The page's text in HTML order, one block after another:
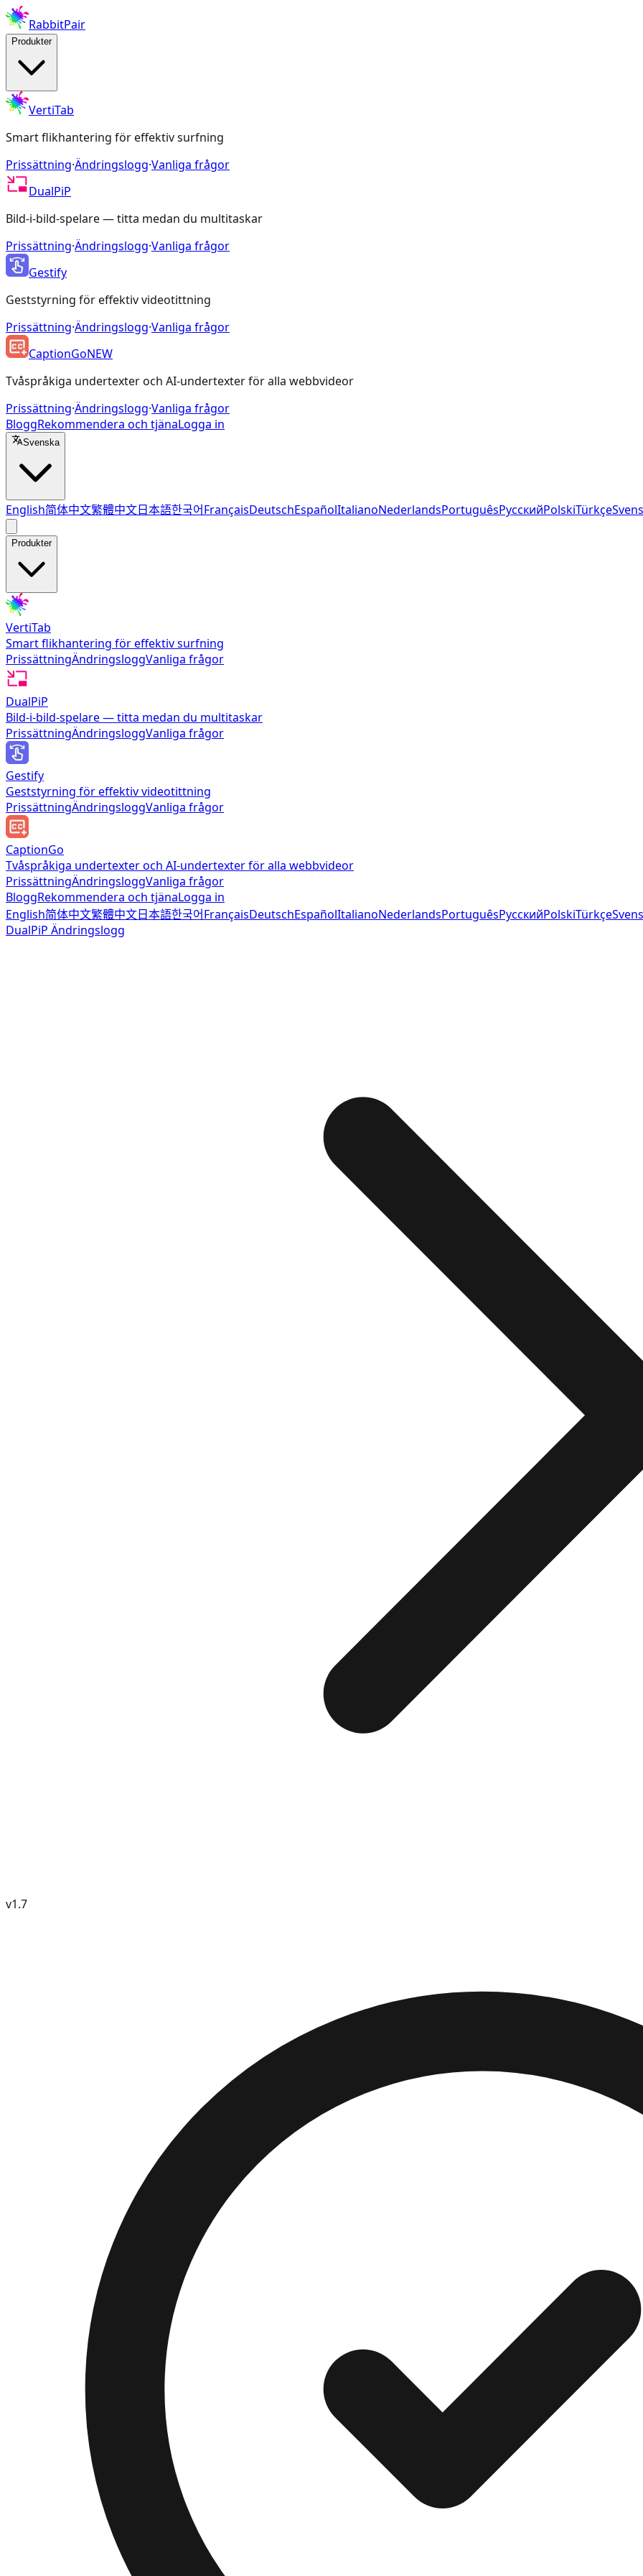
RabbitPair
Produkter
VertiTab
Smart flikhantering för effektiv surfning
Prissättning·Ändringslogg·Vanliga frågor
DualPiP
Bild-i-bild-spelare — titta medan du multitaskar
Prissättning·Ändringslogg·Vanliga frågor
Gestify
Geststyrning för effektiv videotittning
Prissättning·Ändringslogg·Vanliga frågor
CaptionGoNEW
Tvåspråkiga undertexter och AI-undertexter för alla webbvideor
Prissättning·Ändringslogg·Vanliga frågor
BloggRekommendera och tjänaLogga in
Svenska
English简体中文繁體中文日本語한국어FrançaisDeutschEspañolItalianoNederlandsPortuguêsРусскийPolskiTürkçe
Produkter
VertiTab
Smart flikhantering för effektiv surfning
PrissättningÄndringsloggVanliga frågor
DualPiP
Bild-i-bild-spelare — titta medan du multitaskar
PrissättningÄndringsloggVanliga frågor
Gestify
Geststyrning för effektiv videotittning
PrissättningÄndringsloggVanliga frågor
CaptionGo
Tvåspråkiga undertexter och AI-undertexter för alla webbvideor
PrissättningÄndringsloggVanliga frågor
BloggRekommendera och tjänaLogga in
English简体中文繁體中文日本語한국어FrançaisDeutschEspañolItalianoNederlandsPortuguêsРусскийPolskiTürkçe
DualPiP Ändringslogg
v1.7